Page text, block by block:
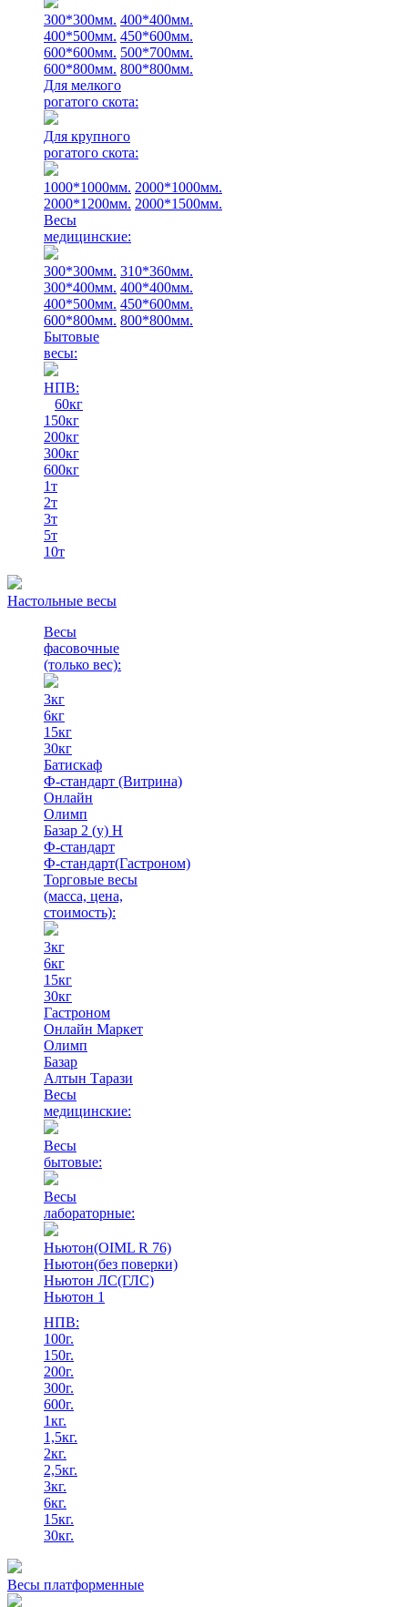
300*300мм. 400*400мм.
400*500мм. 450*600мм.
600*600мм. 500*700мм.
600*800мм. 800*800мм.
Для мелкого
рогатого скота:
Для крупного
рогатого скота:
1000*1000мм. 2000*1000мм.
2000*1200мм. 2000*1500мм.
Весы
медицинские:
300*300мм. 310*360мм.
300*400мм. 400*400мм.
400*500мм. 450*600мм.
600*800мм. 800*800мм.
Бытовые
весы:
НПВ:
60кг
150кг
200кг
300кг
600кг
1т
2т
3т
5т
10т
Настольные весы
Весы
фасовочные
(только вес):
3кг
6кг
15кг
30кг
Батискаф
Ф-стандарт (Витрина)
Онлайн
Олимп
Базар 2 (у) Н
Ф-стандарт
Ф-стандарт(Гастроном)
Торговые весы
(масса, цена,
стоимость):
3кг
6кг
15кг
30кг
Гастроном
Онлайн Маркет
Олимп
Базар
Алтын Тарази
Весы
медицинские:
Весы
бытовые:
Весы
лабораторные:
Ньютон(OIML R 76)
Ньютон(без поверки)
Ньютон ЛС(ГЛС)
Ньютон 1
НПВ:
100г.
150г.
200г.
300г.
600г.
1кг.
1,5кг.
2кг.
2,5кг.
3кг.
6кг.
15кг.
30кг.
Весы платформенные